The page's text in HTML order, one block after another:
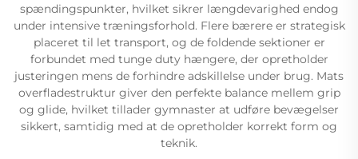
spændingspunkter, hvilket sikrer længdevarighed endog
under intensive træningsforhold. Flere bærere er strategisk
placeret til let transport, og de foldende sektioner er
forbundet med tunge duty hængere, der opretholder
justeringen mens de forhindre adskillelse under brug. Mats
overfladestruktur giver den perfekte balance mellem grip
og glide, hvilket tillader gymnaster at udføre bevægelser
sikkert, samtidig med at de opretholder korrekt form og
teknik.